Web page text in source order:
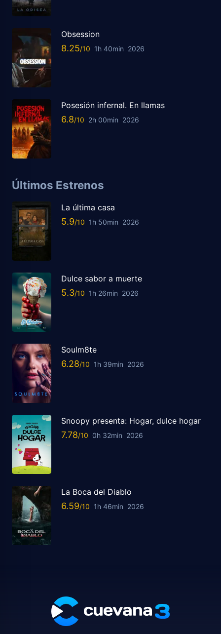
Obsession
8.25 1h 40min 2026
Posesión infernal. En llamas
6.8 2h 00min 2026
Últimos Estrenos
La última casa
5.9 1h 50min 2026
Dulce sabor a muerte
5.3 1h 26min 2026
Soulm8te
6.28 1h 39min 2026
Snoopy presenta: Hogar, dulce hogar
7.78 0h 32min 2026
La Boca del Diablo
6.59 1h 46min 2026